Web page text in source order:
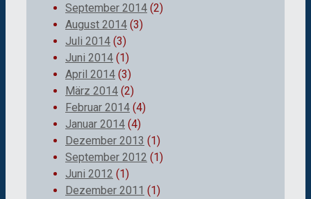
September 2014 (2)
August 2014 (3)
Juli 2014 (3)
Juni 2014 (1)
April 2014 (3)
März 2014 (2)
Februar 2014 (4)
Januar 2014 (4)
Dezember 2013 (1)
September 2012 (1)
Juni 2012 (1)
Dezember 2011 (1)